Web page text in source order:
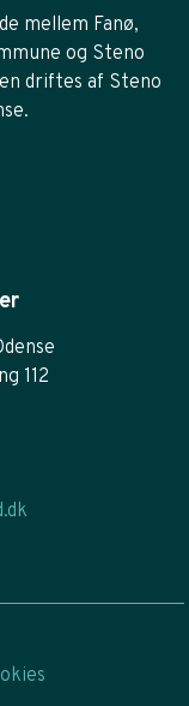
mellem Fanø,
og Steno
driftes af Steno
112